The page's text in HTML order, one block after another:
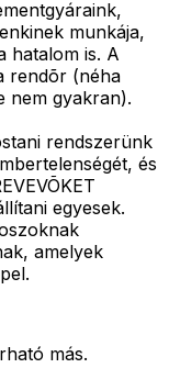
munkája,
hatalom is. A
rendõr (néha
nem gyakran).
rendszerünk
és
egyesek.
amelyek
más.